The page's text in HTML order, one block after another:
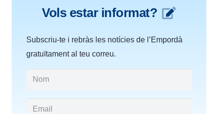
Vols estar informat?
Subscriu-te i rebràs les notícies de l’Empordà
gratuïtament al teu correu.